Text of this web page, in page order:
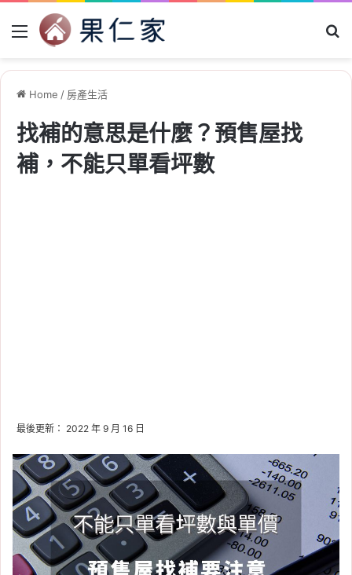
Menu
Home / 房產生活
找補的意思是什麼？預售屋找
補，不能只單看坪數
最後更新： 2022 年 9 月 16 日